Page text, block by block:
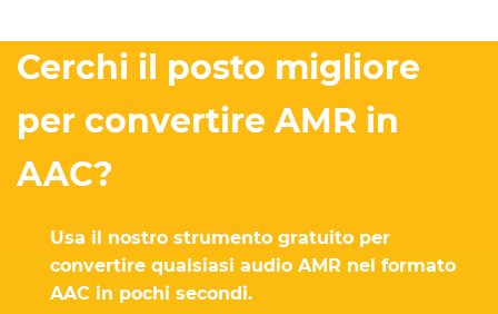
Cerchi il posto migliore
per convertire AMR in
AAC?
Usa il nostro strumento gratuito per
convertire qualsiasi audio AMR nel formato
AAC in pochi secondi.